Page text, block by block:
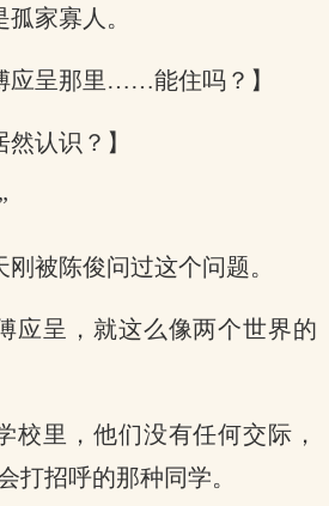
家寡人。
应呈那里……能住吗？】
认识？】
被陈俊问过这个问题。
应呈，就这么像两个世界的
校里，他们没有任何交际，
打招呼的那种同学。